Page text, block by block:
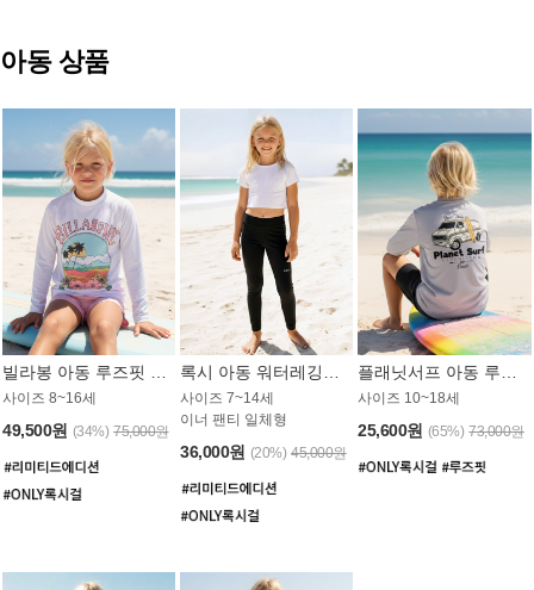
아동 상품
사이즈 8~16세
49,500원 (34%) 75,000원
사이즈 7~14세
이너 팬티 일체형
36,000원 (20%) 45,000원
사이즈 10~18세
25,600원 (65%) 73,000원